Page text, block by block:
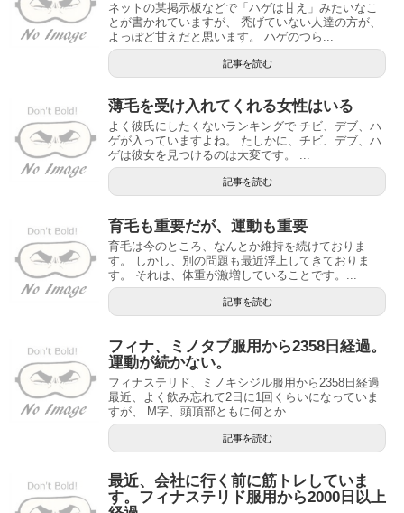
ネットの某掲示板などで「ハゲは甘え」みたいなこ
とが書かれていますが、 禿げていない人達の方が、
よっぽど甘えだと思います。 ハゲのつら...
記事を読む
薄毛を受け入れてくれる女性はいる
よく彼氏にしたくないランキングで チビ、デブ、ハ
ゲが入っていますよね。 たしかに、チビ、デブ、ハ
ゲは彼女を見つけるのは大変です。 ...
記事を読む
育毛も重要だが、運動も重要
育毛は今のところ、なんとか維持を続けておりま
す。 しかし、別の問題も最近浮上してきておりま
す。 それは、体重が激増していることです。...
記事を読む
フィナ、ミノタブ服用から2358日経過。
運動が続かない。
フィナステリド、ミノキシジル服用から2358日経過
最近、よく飲み忘れて2日に1回くらいになっていま
すが、 M字、頭頂部ともに何とか...
記事を読む
最近、会社に行く前に筋トレしていま
す。フィナステリド服用から2000日以上